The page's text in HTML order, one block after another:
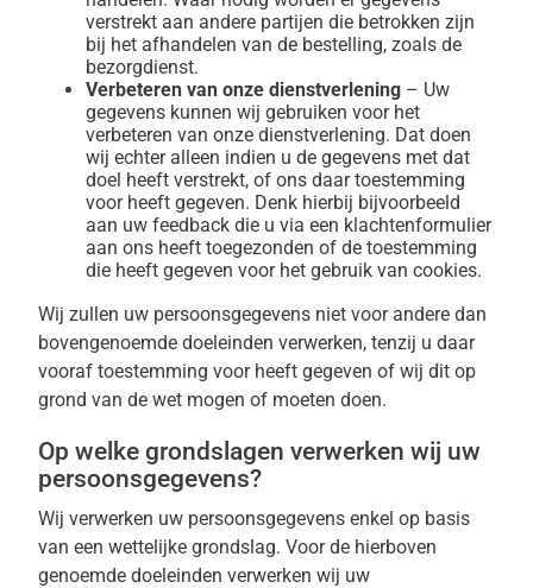
verstrekt aan andere partijen die betrokken zijn
bij het afhandelen van de bestelling, zoals de
bezorgdienst.
Verbeteren van onze dienstverlening – Uw
gegevens kunnen wij gebruiken voor het
verbeteren van onze dienstverlening. Dat doen
wij echter alleen indien u de gegevens met dat
doel heeft verstrekt, of ons daar toestemming
voor heeft gegeven. Denk hierbij bijvoorbeeld
aan uw feedback die u via een klachtenformulier
aan ons heeft toegezonden of de toestemming
die heeft gegeven voor het gebruik van cookies.
Wij zullen uw persoonsgegevens niet voor andere dan
bovengenoemde doeleinden verwerken, tenzij u daar
vooraf toestemming voor heeft gegeven of wij dit op
grond van de wet mogen of moeten doen.
Op welke grondslagen verwerken wij uw
persoonsgegevens?
Wij verwerken uw persoonsgegevens enkel op basis
van een wettelijke grondslag. Voor de hierboven
genoemde doeleinden verwerken wij uw